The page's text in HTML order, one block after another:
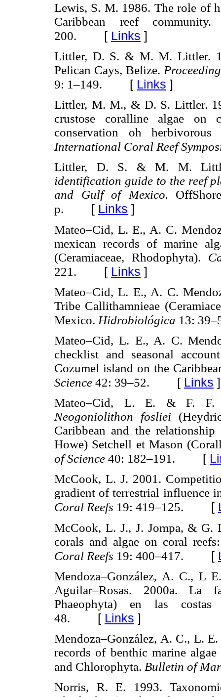
Lewis, S. M. 1986. The role of
Caribbean reef
200. [ Links ]
Littler, D. S. & M. M. Littler.
Pelican Cays, Belize.
9: 1–149. [ Links ]
Littler, M. M., & D. S. Littler.
crustose coralline algae on
conservation oh
International Coral Reef
Littler, D. S. & M. M.
identification guide to the reef
and Gulf of Mexico.
p. [ Links ]
Mateo–Cid, L. E., A. C.
mexican records of marine
(Ceramiaceae, Rhodophyta).
221. [ Links ]
Mateo–Cid, L. E., A. C.
Tribe Callithamnieae
Mexico. Hidrobiológica 13:
Mateo–Cid, L. E., A. C.
checklist and seasonal
Cozumel island on the
Science 42: 39–52. [ Links ]
Mateo–Cid, L. E. & F. F.
Neogoniolithon fosliei
Caribbean and the
Howe) Setchell et Mason
of Science 40: 182–191. [
McCook, L. J. 2001.
gradient of terrestrial influence
Coral Reefs 19: 419–125. [
McCook, L. J., J. Jompa, & G.
corals and algae on coral
Coral Reefs 19: 400–417. [
Mendoza–González, A. C., L
Aguilar–Rosas. 2000a. La
Phaeophyta) en las
48. [ Links ]
Mendoza–González, A. C., L.
records of benthic marine
and Chlorophyta. Bulletin of
Norris, R. E. 1993.